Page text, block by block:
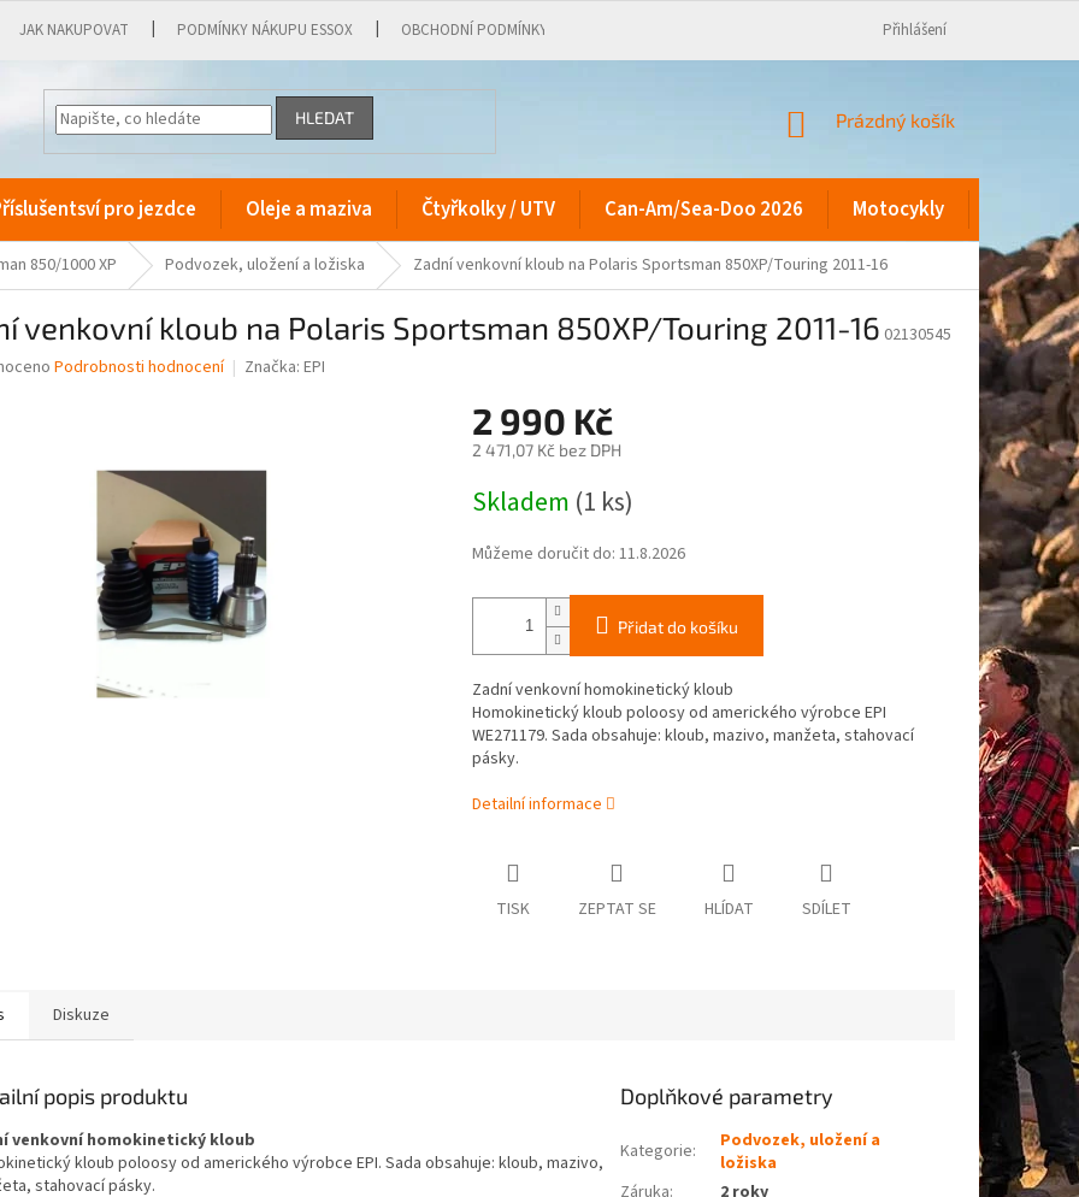
JAK NAKUPOVAT PODMÍNKY NÁKUPU ESSOX OBCHODNÍ PODMÍNKY Přihlášení
HLEDAT
NÁKUPNÍ
Prázdný košík
pro jezdce Oleje a maziva Čtyřkolky / UTV Can-Am/Sea-Doo 2026 Motocykly
850/1000 XP Podvozek, uložení a ložiska Zadní venkovní kloub na Polaris Sportsman 850XP/Touring 2011-16
venkovní kloub na Polaris Sportsman 850XP/Touring 2011-16 02130545
Podrobnosti hodnocení Značka: EPI
2 990 Kč
2 471,07 Kč bez DPH
cena:
Skladem (1 ks)
Můžeme doručit do: 11.8.2026
Přidat do košíku
Zadní venkovní homokinetický kloub
Homokinetický kloub poloosy od amerického výrobce EPI
WE271179. Sada obsahuje: kloub, mazivo, manžeta, stahovací
pásky.
Detailní informace
TISK ZEPTAT SE HLÍDAT SDÍLET
Diskuze
popis produktu
venkovní homokinetický kloub
kloub poloosy od amerického výrobce EPI. Sada obsahuje: kloub, mazivo,
stahovací pásky.
Doplňkové parametry
Kategorie:
Podvozek, uložení a
ložiska